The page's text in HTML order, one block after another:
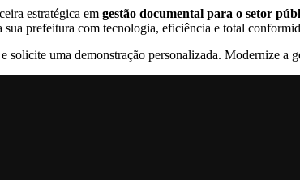
estratégica em gestão documental para o setor
prefeitura com tecnologia, eficiência e total
solicite uma demonstração personalizada. Modernize a